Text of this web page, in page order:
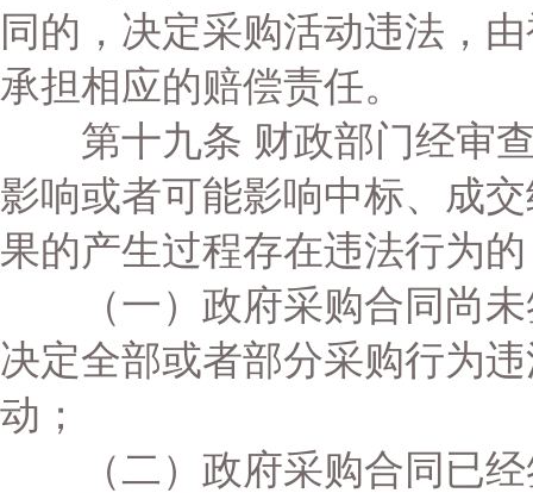
同的，决定采购活动违法，
承担相应的赔偿责任。
第十九条 财政部门经审查
影响或者可能影响中标、成
果的产生过程存在违法行为
（一）政府采购合同尚未
决定全部或者部分采购行为
动；
（二）政府采购合同已经